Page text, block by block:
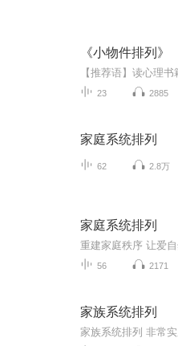
《小物件排列》
23 2885
家庭系统排列
62 2.8万
家庭系统排列
56 2171
家族系统排列